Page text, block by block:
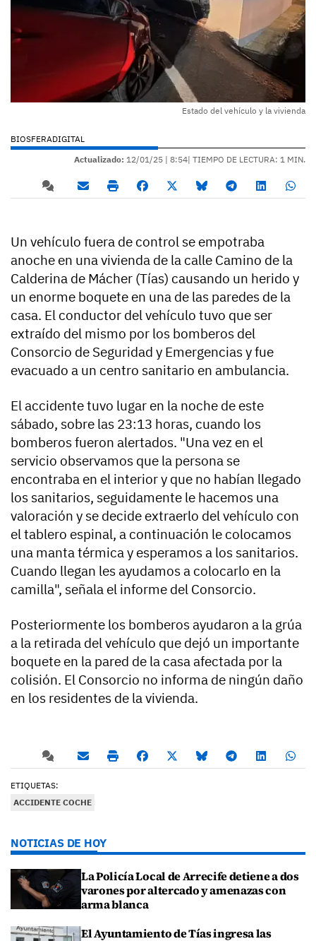
Estado del vehículo y la vivienda
BIOSFERADIGITAL
Actualizado: 12/01/25 | 8:54| TIEMPO DE LECTURA: 1 MIN.
Un vehículo fuera de control se empotraba
anoche en una vivienda de la calle Camino de la
Calderina de Mácher (Tías) causando un herido y
un enorme boquete en una de las paredes de la
casa. El conductor del vehículo tuvo que ser
extraído del mismo por los bomberos del
Consorcio de Seguridad y Emergencias y fue
evacuado a un centro sanitario en ambulancia.
El accidente tuvo lugar en la noche de este
sábado, sobre las 23:13 horas, cuando los
bomberos fueron alertados. "Una vez en el
servicio observamos que la persona se
encontraba en el interior y que no habían llegado
los sanitarios, seguidamente le hacemos una
valoración y se decide extraerlo del vehículo con
el tablero espinal, a continuación le colocamos
una manta térmica y esperamos a los sanitarios.
Cuando llegan les ayudamos a colocarlo en la
camilla", señala el informe del Consorcio.
Posteriormente los bomberos ayudaron a la grúa
a la retirada del vehículo que dejó un importante
boquete en la pared de la casa afectada por la
colisión. El Consorcio no informa de ningún daño
en los residentes de la vivienda.
ETIQUETAS:
ACCIDENTE COCHE
NOTICIAS DE HOY
La Policía Local de Arrecife detiene a dos
varones por altercado y amenazas con
arma blanca
El Ayuntamiento de Tías ingresa las